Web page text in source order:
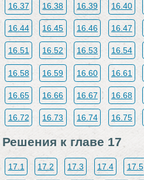
16.37 16.38 16.39 16.40
16.44 16.45 16.46 16.47
16.51 16.52 16.53 16.54
16.58 16.59 16.60 16.61
16.65 16.66 16.67 16.68
16.72 16.73 16.74 16.75
Решения к главе 17
17.1 17.2 17.3 17.4 17.5